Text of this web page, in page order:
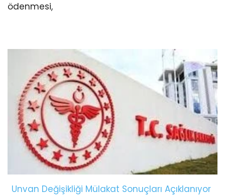
ödenmesi,
Unvan Değişikliği Mülakat Sonuçları Açıklanıyor